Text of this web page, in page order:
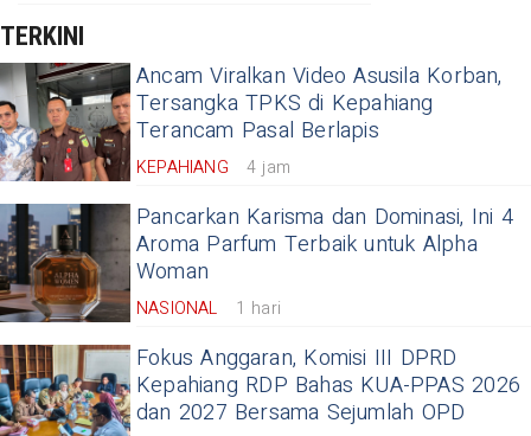
TERKINI
​Ancam Viralkan Video Asusila Korban,
Tersangka TPKS di Kepahiang
Terancam Pasal Berlapis
KEPAHIANG 4 jam
Pancarkan Karisma dan Dominasi, Ini 4
Aroma Parfum Terbaik untuk Alpha
Woman
NASIONAL 1 hari
Fokus Anggaran, Komisi III DPRD
Kepahiang RDP Bahas KUA-PPAS 2026
dan 2027 Bersama Sejumlah OPD